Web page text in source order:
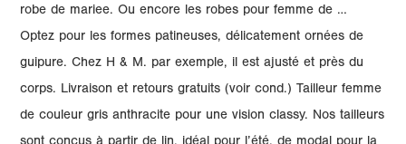
robe de mariee. Ou encore les robes pour femme de …
Optez pour les formes patineuses, délicatement ornées de
guipure. Chez H & M. par exemple, il est ajusté et près du
corps. Livraison et retours gratuits (voir cond.) Tailleur femme
de couleur gris anthracite pour une vision classy. Nos tailleurs